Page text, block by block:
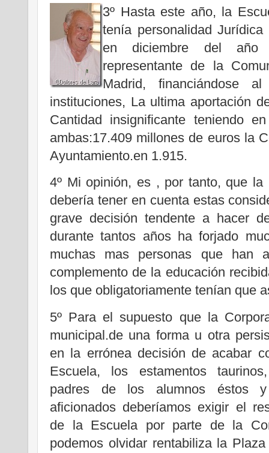
3º Hasta este año, la
tenía personalidad
en diciembre del año
representante de la
Madrid, financiándose
instituciones, La ultima aportación
Cantidad insignificante teniendo
ambas:17.409 millones de euros la
Ayuntamiento.en 1.915.
4º Mi opinión, es , por tanto, que la
debería tener en cuenta estas
grave decisión tendente a hacer
durante tantos años ha forjado
muchas mas personas que han
complemento de la educación
los que obligatoriamente tenían que
5º Para el supuesto que la
municipal.de una forma u otra
en la errónea decisión de acabar
Escuela, los estamentos
padres de los alumnos éstos
aficionados deberíamos exigir el
de la Escuela por parte de la
podemos olvidar rentabiliza la